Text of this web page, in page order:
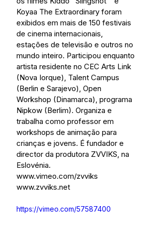
Koyaa The Extraordinary foram
exibidos em mais de 150 festivais
de cinema internacionais,
estações de televisão e outros no
mundo inteiro. Participou enquanto
artista residente no CEC Arts Link
(Nova Iorque), Talent Campus
(Berlin e Sarajevo), Open
Workshop (Dinamarca), programa
Nipkow (Berlim). Organiza e
trabalha como professor em
workshops de animação para
crianças e jovens. É fundador e
director da produtora ZVVIKS, na
Eslovénia.
www.vimeo.com/zvviks
www.zvviks.net
https://vimeo.com/57587400